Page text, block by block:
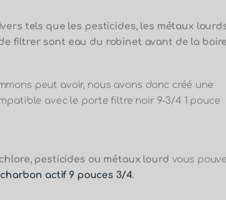
tels que les pesticides, les métaux
filtrer sont eau du robinet avant de la boire
peut avoir, nous avons donc créé une
avec le porte filtre noir 9-3/4 1 pouce
pesticides ou métaux lourd vous
actif9 pouces 3/4.